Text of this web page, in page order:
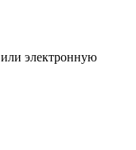
или электронную